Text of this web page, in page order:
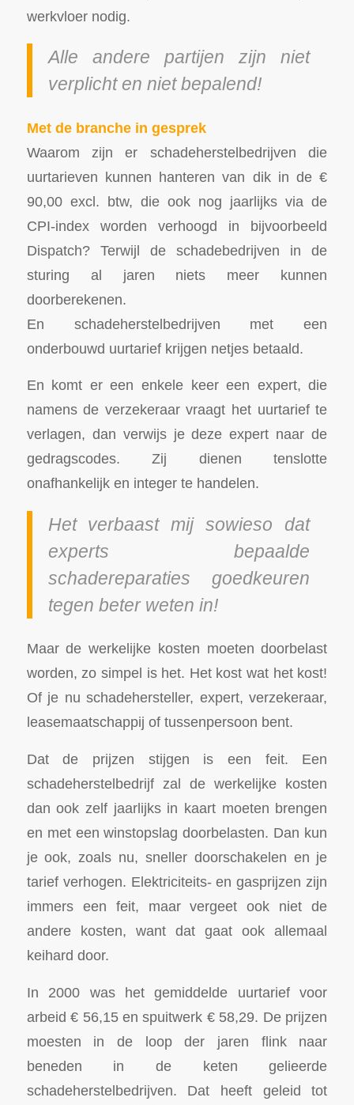
werkvloer nodig.
Alle andere partijen zijn niet
verplicht en niet bepalend!
Met de branche in gesprek
Waarom zijn er schadeherstelbedrijven die
uurtarieven kunnen hanteren van dik in de €
90,00 excl. btw, die ook nog jaarlijks via de
CPI-index worden verhoogd in bijvoorbeeld
Dispatch? Terwijl de schadebedrijven in de
sturing al jaren niets meer kunnen
doorberekenen.
En schadeherstelbedrijven met een
onderbouwd uurtarief krijgen netjes betaald.
En komt er een enkele keer een expert, die
namens de verzekeraar vraagt het uurtarief te
verlagen, dan verwijs je deze expert naar de
gedragscodes. Zij dienen tenslotte
onafhankelijk en integer te handelen.
Het verbaast mij sowieso dat
experts bepaalde
schadereparaties goedkeuren
tegen beter weten in!
Maar de werkelijke kosten moeten doorbelast
worden, zo simpel is het. Het kost wat het kost!
Of je nu schadehersteller, expert, verzekeraar,
leasemaatschappij of tussenpersoon bent.
Dat de prijzen stijgen is een feit. Een
schadeherstelbedrijf zal de werkelijke kosten
dan ook zelf jaarlijks in kaart moeten brengen
en met een winstopslag doorbelasten. Dan kun
je ook, zoals nu, sneller doorschakelen en je
tarief verhogen. Elektriciteits- en gasprijzen zijn
immers een feit, maar vergeet ook niet de
andere kosten, want dat gaat ook allemaal
keihard door.
In 2000 was het gemiddelde uurtarief voor
arbeid € 56,15 en spuitwerk € 58,29. De prijzen
moesten in de loop der jaren flink naar
beneden in de keten gelieerde
schadeherstelbedrijven. Dat heeft geleid tot